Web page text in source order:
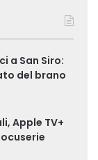
a San Siro:
del brano
Apple TV+